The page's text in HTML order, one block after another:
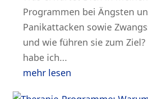
Programmen bei Ängsten
Panikattacken sowie
und wie führen sie zum
habe ich...
mehr lesen